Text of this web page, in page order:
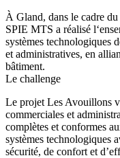
À Gland, dans le cadre
SPIE MTS a réalisé
systèmes technologiques
et administratives, en
bâtiment.
Le challenge
Le projet Les Avouillons
commerciales et
complètes et conformes
systèmes technologiques
sécurité, de confort et